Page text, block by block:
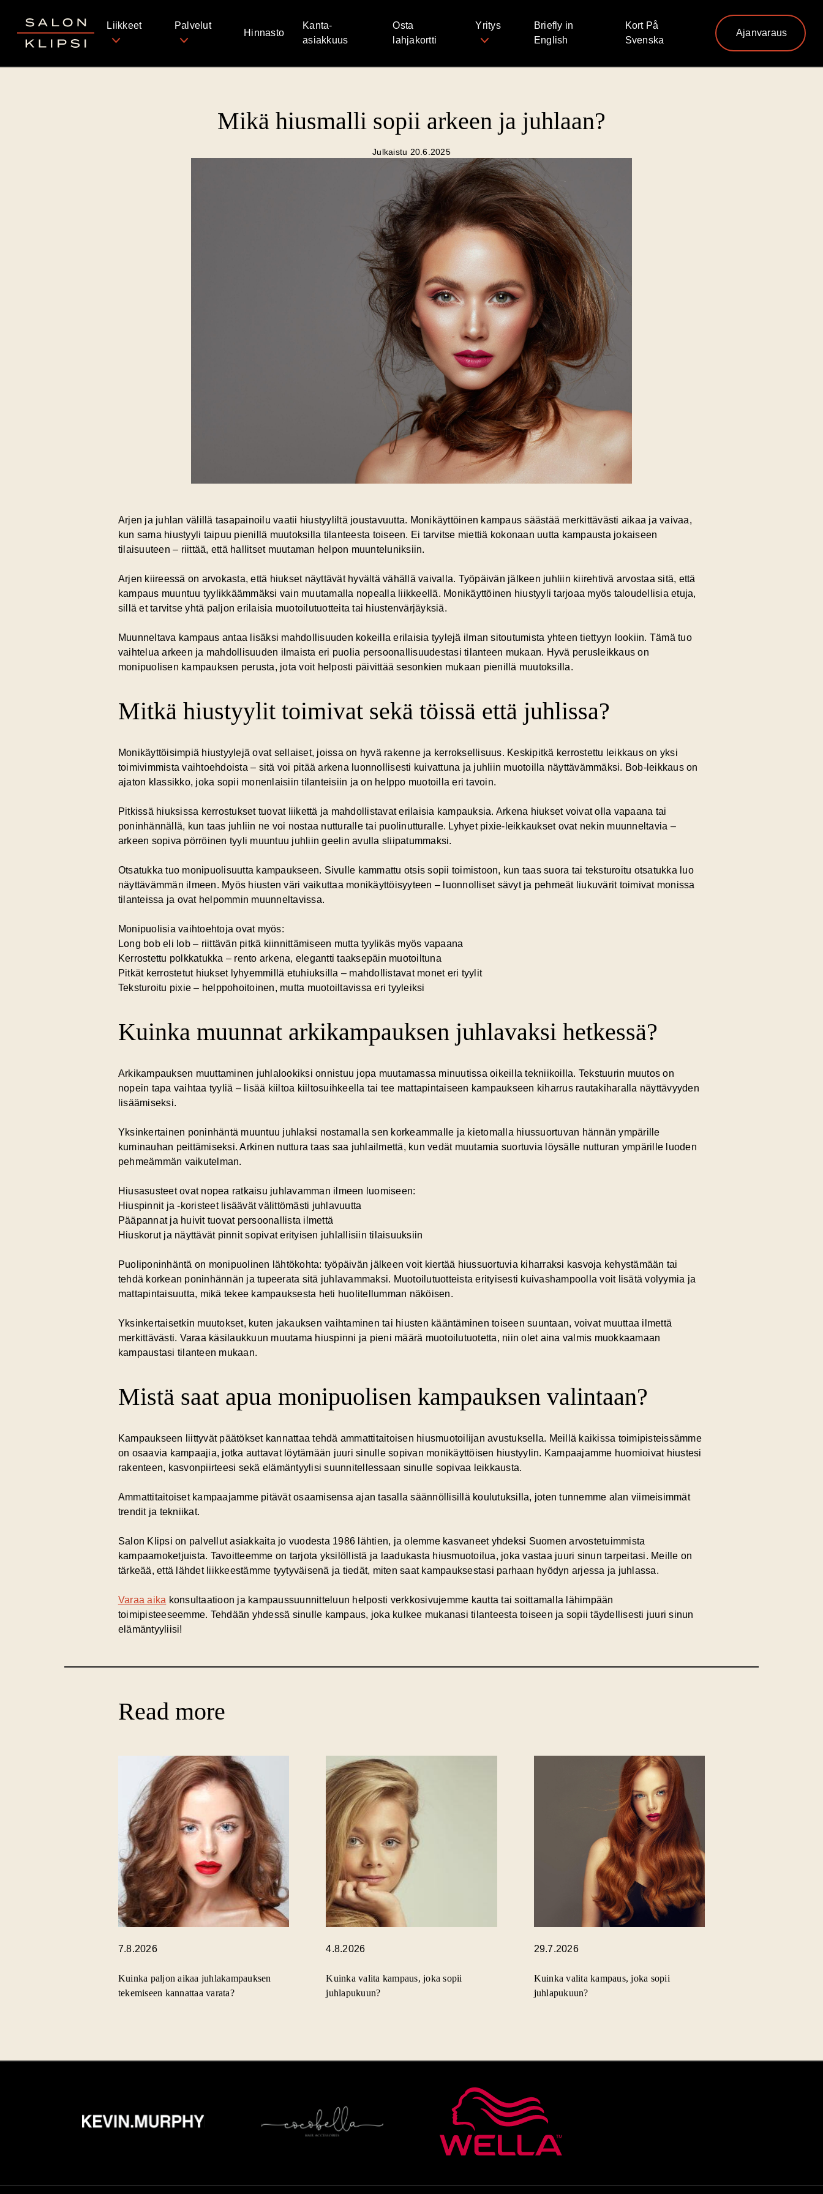
Salon Klipsi
Liikkeet Palvelut
Hinnasto
Kanta-
asiakkuus
Osta
lahjakortti
Yritys
Briefly in
English
Kort På
Svenska
Ajanvaraus
Mikä hiusmalli sopii arkeen ja juhlaan?
Julkaistu 20.6.2025
Arjen ja juhlan välillä tasapainoilu vaatii hiustyyliltä joustavuutta. Monikäyttöinen kampaus säästää merkittävästi aikaa ja vaivaa,
kun sama hiustyyli taipuu pienillä muutoksilla tilanteesta toiseen. Ei tarvitse miettiä kokonaan uutta kampausta jokaiseen
tilaisuuteen – riittää, että hallitset muutaman helpon muunteluniksiin.
Arjen kiireessä on arvokasta, että hiukset näyttävät hyvältä vähällä vaivalla. Työpäivän jälkeen juhliin kiirehtivä arvostaa sitä, että
kampaus muuntuu tyylikkäämmäksi vain muutamalla nopealla liikkeellä. Monikäyttöinen hiustyyli tarjoaa myös taloudellisia etuja,
sillä et tarvitse yhtä paljon erilaisia muotoilutuotteita tai hiustenvärjäyksiä.
Muunneltava kampaus antaa lisäksi mahdollisuuden kokeilla erilaisia tyylejä ilman sitoutumista yhteen tiettyyn lookiin. Tämä tuo
vaihtelua arkeen ja mahdollisuuden ilmaista eri puolia persoonallisuudestasi tilanteen mukaan. Hyvä perusleikkaus on
monipuolisen kampauksen perusta, jota voit helposti päivittää sesonkien mukaan pienillä muutoksilla.
Mitkä hiustyylit toimivat sekä töissä että juhlissa?
Monikäyttöisimpiä hiustyylejä ovat sellaiset, joissa on hyvä rakenne ja kerroksellisuus. Keskipitkä kerrostettu leikkaus on yksi
toimivimmista vaihtoehdoista – sitä voi pitää arkena luonnollisesti kuivattuna ja juhliin muotoilla näyttävämmäksi. Bob-leikkaus on
ajaton klassikko, joka sopii monenlaisiin tilanteisiin ja on helppo muotoilla eri tavoin.
Pitkissä hiuksissa kerrostukset tuovat liikettä ja mahdollistavat erilaisia kampauksia. Arkena hiukset voivat olla vapaana tai
poninhännällä, kun taas juhliin ne voi nostaa nutturalle tai puolinutturalle. Lyhyet pixie-leikkaukset ovat nekin muunneltavia –
arkeen sopiva pörröinen tyyli muuntuu juhliin geelin avulla sliipatummaksi.
Otsatukka tuo monipuolisuutta kampaukseen. Sivulle kammattu otsis sopii toimistoon, kun taas suora tai teksturoitu otsatukka luo
näyttävämmän ilmeen. Myös hiusten väri vaikuttaa monikäyttöisyyteen – luonnolliset sävytja pehmeät liukuvärit toimivat monissa
tilanteissa ja ovat helpommin muunneltavissa.
Monipuolisia vaihtoehtoja ovat myös:
Long bob eli lob – riittävän pitkä kiinnittämiseen mutta tyylikäs myös vapaana
Kerrostettu polkkatukka – rento arkena, elegantti taaksepäin muotoiltuna
Pitkät kerrostetut hiukset lyhyemmillä etuhiuksilla – mahdollistavat monet eri tyylit
Teksturoitu pixie – helppohoitoinen, mutta muotoiltavissa eri tyyleiksi
Kuinka muunnat arkikampauksen juhlavaksi hetkessä?
Arkikampauksen muuttaminen juhlalookiksi onnistuu jopa muutamassa minuutissa oikeilla tekniikoilla. Tekstuurin muutos on
nopein tapa vaihtaa tyyliä – lisää kiiltoa kiiltosuihkeella tai tee mattapintaiseen kampaukseen kiharrus rautakiharalla näyttävyyden
lisäämiseksi.
Yksinkertainen poninhäntä muuntuu juhlaksi nostamalla sen korkeammalle ja kietomalla hiussuortuvan hännän ympärille
kuminauhan peittämiseksi. Arkinen nuttura taas saa juhlailmettä, kun vedät muutamia suortuvia löysälle nutturan ympärille luoden
pehmeämmän vaikutelman.
Hiusasusteet ovat nopea ratkaisu juhlavamman ilmeen luomiseen:
Hiuspinnit ja -koristeet lisäävät välittömästi juhlavuutta
Pääpannat ja huivit tuovat persoonallista ilmettä
Hiuskorut ja näyttävät pinnit sopivat erityisen juhlallisiin tilaisuuksiin
Puoliponinhäntä on monipuolinen lähtökohta: työpäivän jälkeen voit kiertää hiussuortuvia kiharraksi kasvoja kehystämään tai
tehdä korkean poninhännän ja tupeerata sitä juhlavammaksi. Muotoilutuotteista erityisesti kuivashampoolla voit lisätä volyymia ja
mattapintaisuutta, mikä tekee kampauksesta heti huolitellumman näköisen.
Yksinkertaisetkin muutokset, kuten jakauksen vaihtaminen tai hiusten kääntäminen toiseen suuntaan, voivat muuttaa ilmettä
merkittävästi. Varaa käsilaukkuun muutama hiuspinni ja pieni määrä muotoilutuotetta, niin olet aina valmis muokkaamaan
kampaustasi tilanteen mukaan.
Mistä saat apua monipuolisen kampauksen valintaan?
Kampaukseen liittyvät päätökset kannattaa tehdä ammattitaitoisen hiusmuotoilijan avustuksella. Meillä kaikissa toimipisteissämme
on osaavia kampaajia, jotka auttavat löytämään juuri sinulle sopivan monikäyttöisen hiustyylin. Kampaajamme huomioivat hiustesi
rakenteen, kasvonpiirteesi sekä elämäntyylisi suunnitellessaan sinulle sopivaa leikkausta.
Ammattitaitoiset kampaajamme pitävät osaamisensa ajan tasalla säännöllisillä koulutuksilla, joten tunnemme alan viimeisimmät
trendit ja tekniikat.
Salon Klipsi on palvellut asiakkaita jo vuodesta 1986 lähtien, ja olemme kasvaneet yhdeksi Suomen arvostetuimmista
kampaamoketjuista. Tavoitteemme on tarjota yksilöllistä ja laadukasta hiusmuotoilua, joka vastaa juuri sinun tarpeitasi. Meille on
tärkeää, että lähdet liikkeestämme tyytyväisenä ja tiedät, miten saat kampauksestasi parhaan hyödyn arjessa ja juhlassa.
Varaa aika konsultaatioon ja kampaussuunnitteluun helposti verkkosivujemme kautta tai soittamalla lähimpään
toimipisteeseemme. Tehdään yhdessä sinulle kampaus, joka kulkee mukanasi tilanteesta toiseen ja sopii täydellisesti juuri sinun
elämäntyyliisi!
Read more
7.8.2026
Kuinka paljon aikaa juhlakampauksen
tekemiseen kannattaa varata?
4.8.2026
Kuinka valita kampaus, joka sopii
juhlapukuun?
29.7.2026
Kuinka valita kampaus, joka sopii
juhlapukuun?